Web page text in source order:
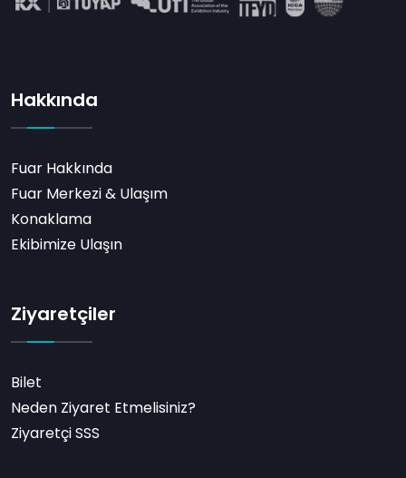
Hakkında
Fuar Hakkında
Fuar Merkezi & Ulaşım
Konaklama
Ekibimize Ulaşın
Ziyaretçiler
Bilet
Neden Ziyaret Etmelisiniz?
Ziyaretçi SSS